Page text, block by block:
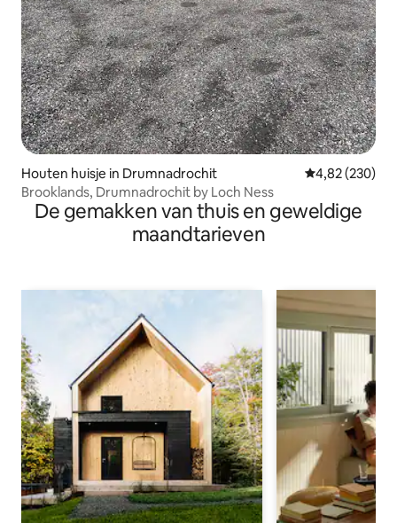
Houten huisje in Drumnadrochit Gemiddelde
4,82 (230)
Brooklands, Drumnadrochit by Loch Ness
De gemakken van thuis en geweldige
maandtarieven